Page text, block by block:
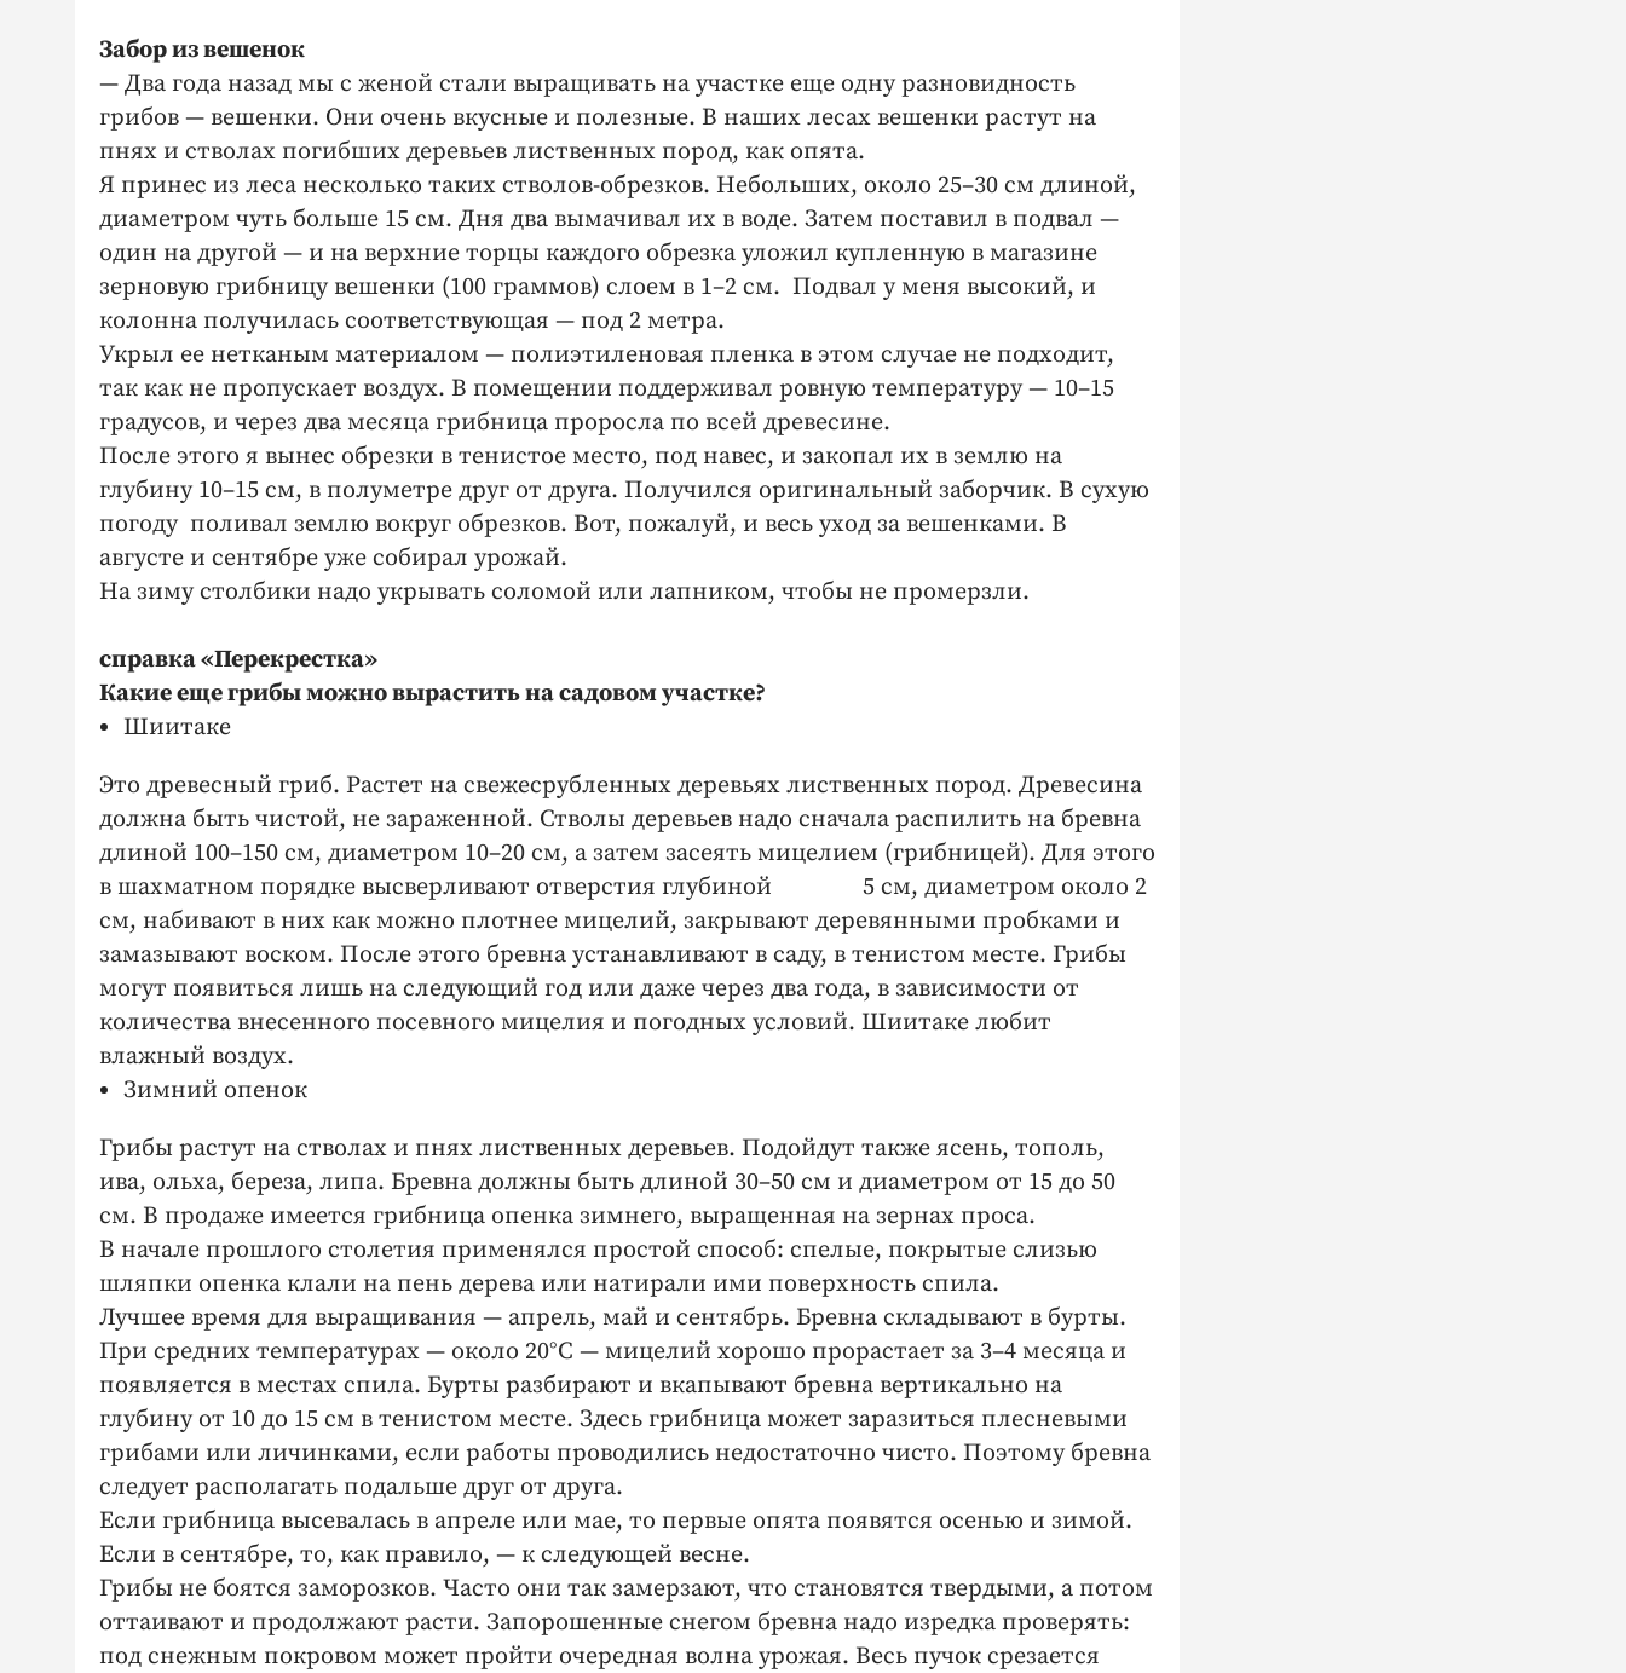
Забор из вешенок
— Два года назад мы с женой стали выращивать на участке еще одну разновидность
грибов — вешенки. Они очень вкусные и полезные. В наших лесах вешенки растут на
пнях и стволах погибших деревьев лиственных пород, как опята.
Я принес из леса несколько таких стволов-обрезков. Небольших, около 25–30 см длиной,
диаметром чуть больше 15 см. Дня два вымачивал их в воде. Затем поставил в подвал —
один на другой — и на верхние торцы каждого обрезка уложил купленную в магазине
зерновую грибницу вешенки (100 граммов) слоем в 1–2 см. Подвал у меня высокий, и
колонна получилась соответствующая — под 2 метра.
Укрыл ее нетканым материалом — полиэтиленовая пленка в этом случае не подходит,
так как не пропускает воздух. В помещении поддерживал ровную температуру — 10–15
градусов, и через два месяца грибница проросла по всей древесине.
После этого я вынес обрезки в тенистое место, под навес, и закопал их в землю на
глубину 10–15 см, в полуметре друг от друга. Получился оригинальный заборчик. В сухую
погоду поливал землю вокруг обрезков. Вот, пожалуй, и весь уход за вешенками. В
августе и сентябре уже собирал урожай.
На зиму столбики надо укрывать соломой или лапником, чтобы не промерзли.
справка «Перекрестка»
Какие еще грибы можно вырастить на садовом участке?
Шиитаке
Это древесный гриб. Растет на свежесрубленных деревьях лиственных пород. Древесина
должна быть чистой, не зараженной. Стволы деревьев надо сначала распилить на бревна
длиной 100–150 см, диаметром 10–20 см, а затем засеять мицелием (грибницей). Для этого
в шахматном порядке высверливают отверстия глубиной 5 см, диаметром около 2
см, набивают в них как можно плотнее мицелий, закрывают деревянными пробками и
замазывают воском. После этого бревна устанавливают в саду, в тенистом месте. Грибы
могут появиться лишь на следующий год или даже через два года, в зависимости от
количества внесенного посевного мицелия и погодных условий. Шиитаке любит
влажный воздух.
Зимний опенок
Грибы растут на стволах и пнях лиственных деревьев. Подойдут также ясень, тополь,
ива, ольха, береза, липа. Бревна должны быть длиной 30–50 см и диаметром от 15 до 50
см. В продаже имеется грибница опенка зимнего, выращенная на зернах проса.
В начале прошлого столетия применялся простой способ: спелые, покрытые слизью
шляпки опенка клали на пень дерева или натирали ими поверхность спила.
Лучшее время для выращивания — апрель, май и сентябрь. Бревна складывают в бурты.
При средних температурах — около 20°С — мицелий хорошо прорастает за 3–4 месяца и
появляется в местах спила. Бурты разбирают и вкапывают бревна вертикально на
глубину от 10 до 15 см в тенистом месте. Здесь грибница может заразиться плесневыми
грибами или личинками, если работы проводились недостаточно чисто. Поэтому бревна
следует располагать подальше друг от друга.
Если грибница высевалась в апреле или мае, то первые опята появятся осенью и зимой.
Если в сентябре, то, как правило, — к следующей весне.
Грибы не боятся заморозков. Часто они так замерзают, что становятся твердыми, а потом
оттаивают и продолжают расти. Запорошенные снегом бревна надо изредка проверять:
под снежным покровом может пройти очередная волна урожая. Весь пучок срезается